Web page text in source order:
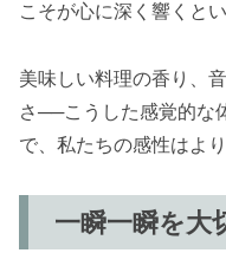
こそが心に深く響くと
美味しい料理の香り、
さ──こうした感覚的な
で、私たちの感性はよ
一瞬一瞬を大